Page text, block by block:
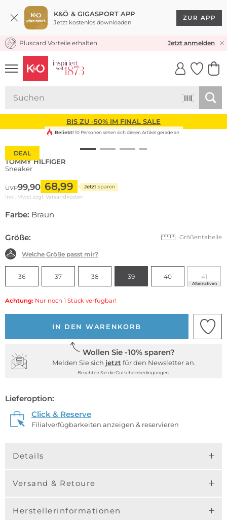
K&Ö & GIGASPORT APP
Jetzt kostenlos downloaden
ZUR APP
KOSTENLOSER VERSAND* & RÜCKVERSAND
Pluscard Vorteile erhalten Jetzt anmelden
UNSERE APP
CLICK &
BIS ZU -50% IM FINAL SALE
DEAL
Beliebt! 10 Personen sehen sich diesen Artikel gerade an
TOMMY HILFIGER
Sneaker
UVP99,90 68,99 Jetzt sparen
inkl. Mwst zzgl. Versandkosten
Farbe: Braun
Größe: Größentabelle
Welche Größe passt mir?
36 37 38 39 40 41
Alternativen
Achtung: Nur noch 1 Stück verfügbar!
IN DEN WARENKORB
Wollen Sie -10% sparen?
Melden Sie sich jetzt für den Newsletter an.
Beachten Sie die Gutscheinbedingungen.
Lieferoption:
Click & Reserve
Filialverfügbarkeiten anzeigen & reservieren
Details
Versand & Retoure
Herstellerinformationen